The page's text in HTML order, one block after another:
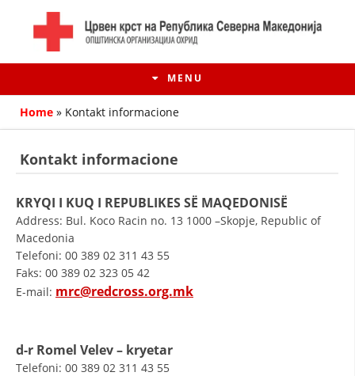
MENU
HISTORIA E LËVIZJES
STRUKTURA E ORGANIZATËS
Home » Kontakt informacione
Kontakt informacione
KRYQI I KUQ I REPUBLIKES SË MAQEDONISË
Address: Bul. Koco Racin no. 13 1000 –Skopje, Republic of
Macedonia
Telefoni: 00 389 02 311 43 55
Faks: 00 389 02 323 05 42
E-mail: mrc@redcross.org.mk
d-r Romel Velev – kryetar
Telefoni: 00 389 02 311 43 55